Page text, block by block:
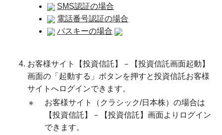
SMS認証の場合
電話番号認証の場合
パスキーの場合
お客様サイト【投資信託】－【投資信託画面起動】
画面の「起動する」ボタンを押すと投資信託お客様
サイトへログインできます。
※
お客様サイト（クラシック/日本株）の場合は
【投資信託】－【投資信託】画面よりログイン
できます。